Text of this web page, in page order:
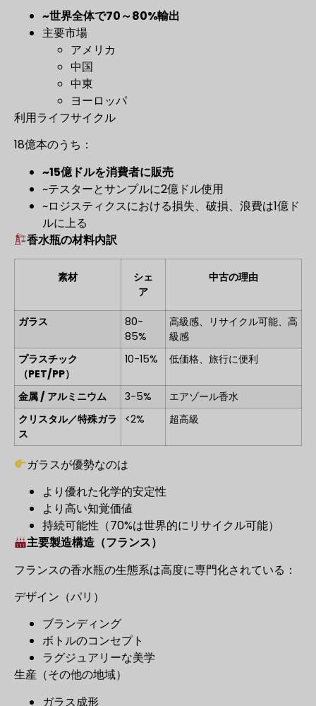
~世界全体で70～80%輸出
主要市場
アメリカ
中国
中東
ヨーロッパ
利用ライフサイクル
18億本のうち：
~15億ドルを消費者に販売
~テスターとサンプルに2億ドル使用
~ロジスティクスにおける損失、破損、浪費は1億ド
ルに上る
香水瓶の材料内訳
素材
シェ
ア
中古の理由
ガラス
80-
85%
高級感、リサイクル可能、高
級感
プラスチック
（PET/PP）
10-15% 低価格、旅行に便利
金属 / アルミニウム 3-5%
エアゾール香水
クリスタル／特殊ガラ
ス
<2% 超高級
ガラスが優勢なのは
より優れた化学的安定性
より高い知覚価値
持続可能性（70%は世界的にリサイクル可能）
主要製造構造（フランス）
フランスの香水瓶の生態系は高度に専門化されている：
デザイン（パリ）
ブランディング
ボトルのコンセプト
ラグジュアリーな美学
生産（その他の地域）
ガラス成形